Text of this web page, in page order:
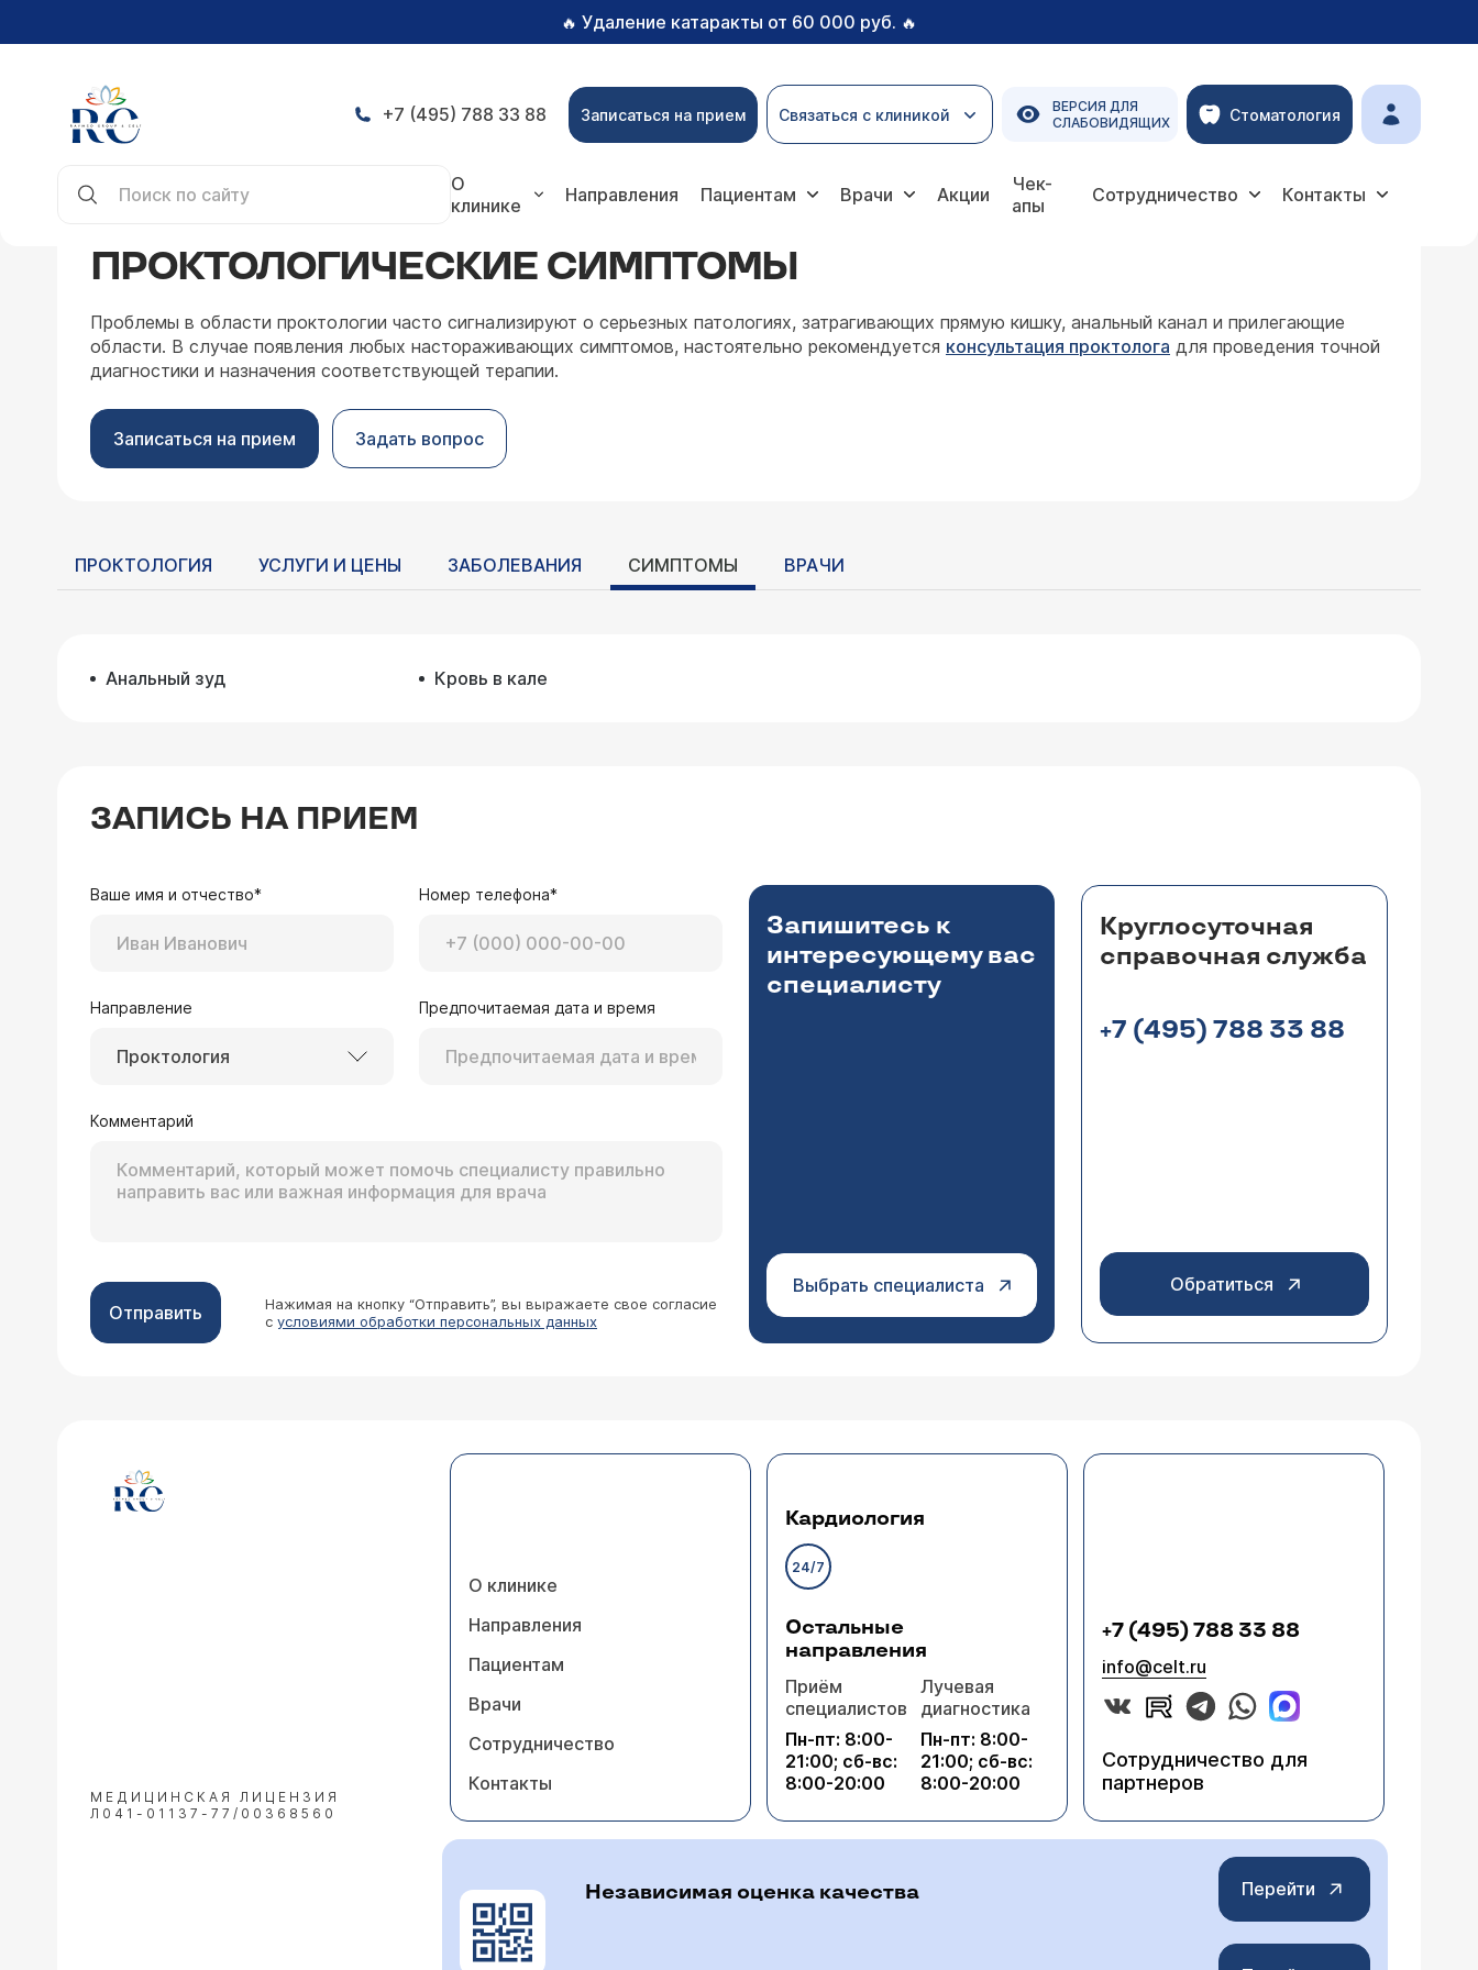
🔥 Удаление катаракты от 60 000 руб. 🔥
+7 (495) 788 33 88 Записаться на прием Связаться с клиникой
ВЕРСИЯ ДЛЯ
СЛАБОВИДЯЩИХ
Стоматология
О
клинике
Направления Пациентам Врачи Акции
Чек-
апы
Сотрудничество Контакты
ПРОКТОЛОГИЧЕСКИЕ СИМПТОМЫ
Проблемы в области проктологии часто сигнализируют о серьезных патологиях, затрагивающих прямую кишку, анальный канал и прилегающие
области. В случае появления любых настораживающих симптомов, настоятельно рекомендуется консультация проктолога для проведения точной
диагностики и назначения соответствующей терапии.
Записаться на прием Задать вопрос
ПРОКТОЛОГИЯ УСЛУГИ И ЦЕНЫ ЗАБОЛЕВАНИЯ СИМПТОМЫ ВРАЧИ
Анальный зуд Кровь в кале
ЗАПИСЬ НА ПРИЕМ
Ваше имя и отчество* Номер телефона*
Направление
Проктология
Предпочитаемая дата и время
Комментарий
Отправить
Нажимая на кнопку “Отправить”, вы выражаете свое согласие
с условиями обработки персональных данных
Запишитесь к
интересующему вас
специалисту
Выбрать специалиста
Круглосуточная
справочная служба
+7 (495) 788 33 88
Обратиться
МЕДИЦИНСКАЯ ЛИЦЕНЗИЯ
Л041-01137-77/00368560
О клинике
Направления
Пациентам
Врачи
Сотрудничество
Контакты
Кардиология
24/7
Остальные
направления
Приём
специалистов
Пн-пт: 8:00-
21:00; сб-вс:
8:00-20:00
Лучевая
диагностика
Пн-пт: 8:00-
21:00; сб-вс:
8:00-20:00
+7 (495) 788 33 88
info@celt.ru
Сотрудничество для
партнеров
Независимая оценка качества Перейти